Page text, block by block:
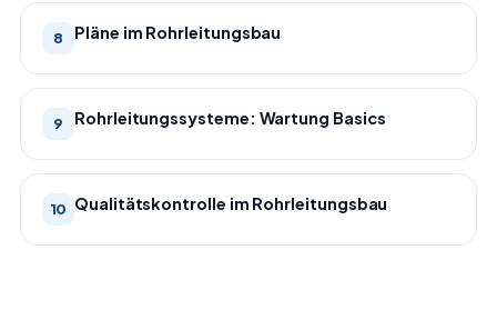
8 Pläne im Rohrleitungsbau
9 Rohrleitungssysteme: Wartung Basics
10 Qualitätskontrolle im Rohrleitungsbau